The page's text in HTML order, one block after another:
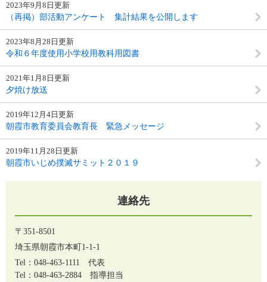
2023年9月8日更新
（再掲）部活動アンケート 集計結果を公開します
2023年8月28日更新
令和６年度使用小学校用教科用図書
2021年1月8日更新
夕焼け放送
2019年12月4日更新
朝霞市教育委員会教育長 緊急メッセージ
2019年11月28日更新
朝霞市いじめ撲滅サミット２０１９
連絡先
〒351-8501
埼玉県朝霞市本町1-1-1
Tel：048-463-1111
代表
Tel：048-463-2884
指導担当